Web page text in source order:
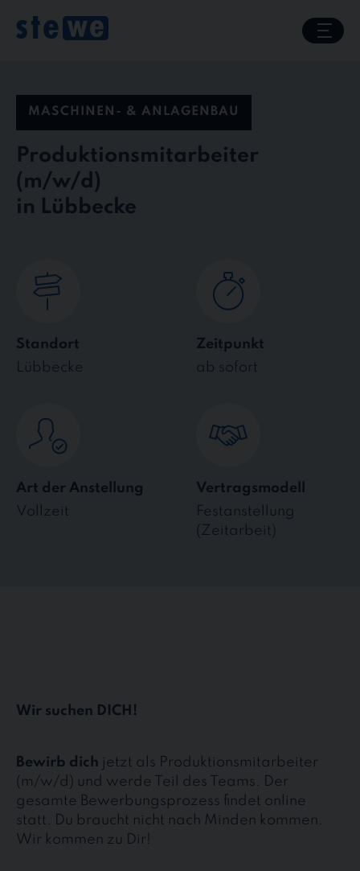
content
MASCHINEN- & ANLAGENBAU
Produktionsmitarbeiter
in Lübbecke
Standort
Lübbecke
Zeitpunkt
ab sofort
Art der Anstellung
Vollzeit
Vertragsmodell
Festanstellung
(Zeitarbeit)
Wir suchen DICH!
Bewirb dich jetzt als Produktionsmitarbeiter
(m/w/d) und werde Teil des Teams. Der
gesamte Bewerbungsprozess findet online
statt. Du braucht nicht nach Minden kommen.
Wir kommen zu Dir!